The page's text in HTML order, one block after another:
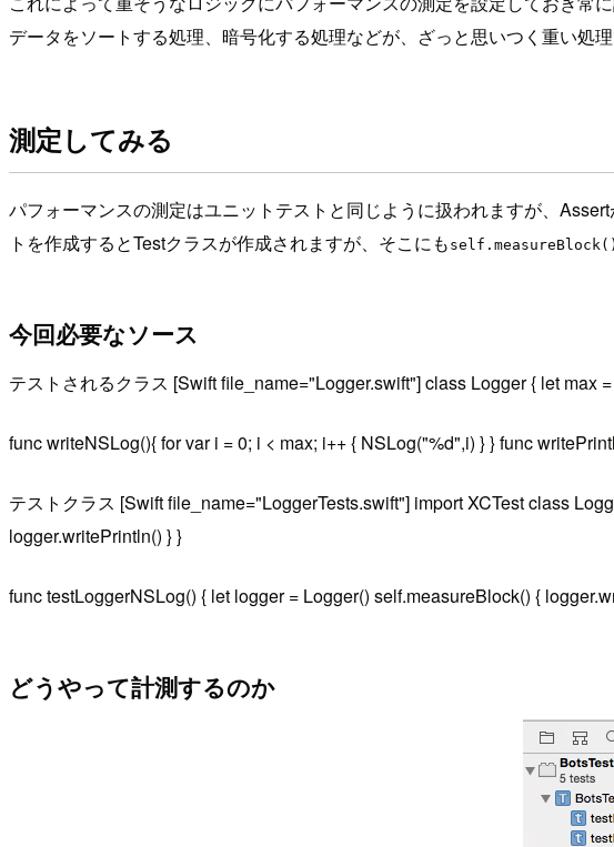
データをソートする処理、暗号化する処理などが、ざっと思いつく重い処
測定してみる
パフォーマンスの測定はユニットテストと同じように扱われますが、Assert
トを作成するとTestクラスが作成されますが、そこにも self.measureBlock()
今回必要なソース
テストされるクラス [Swift file_name="Logger.swift"] class Logger { let max
func writeNSLog(){ for var i = 0; i < max; i++ { NSLog("%d",i) } } func
テストクラス [Swift file_name="LoggerTests.swift"] import XCTest class
logger.writePrintln() } }
func testLoggerNSLog() { let logger = Logger() self.measureBlock() {
どうやって計測するのか